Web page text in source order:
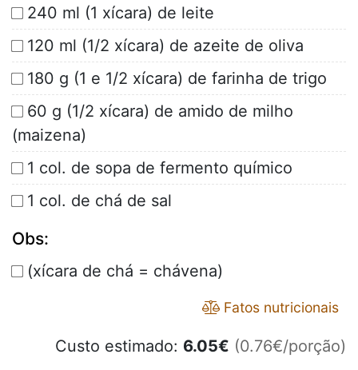
240 ml (1 xícara) de leite
120 ml (1/2 xícara) de azeite de oliva
180 g (1 e 1/2 xícara) de farinha de trigo
60 g (1/2 xícara) de amido de milho
(maizena)
1 col. de sopa de fermento químico
1 col. de chá de sal
Obs:
(xícara de chá = chávena)
Fatos nutricionais
Custo estimado: 6.05€ (0.76€/porção)